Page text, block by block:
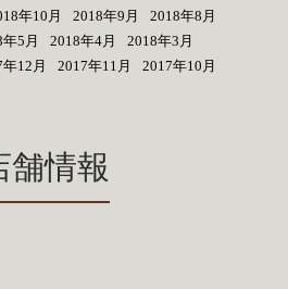
年10月 2018年9月
2018年8月
5月 2018年4月
2018年3月
12月 2017年11月 2017年10月
舗情報